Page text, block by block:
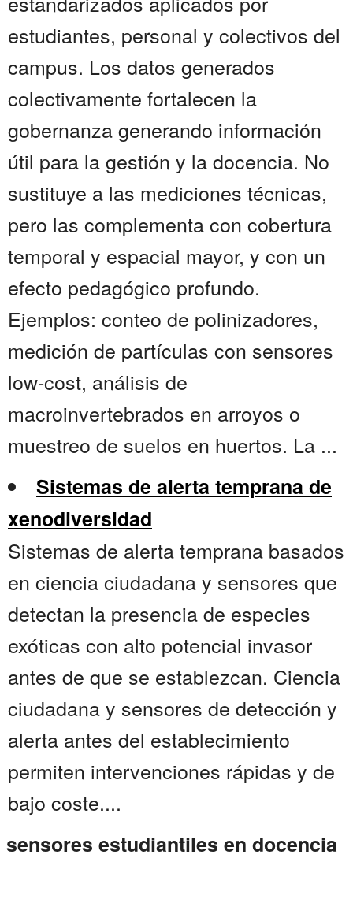
estudiantes, personal y colectivos del
campus. Los datos generados
colectivamente fortalecen la
gobernanza generando información
útil para la gestión y la docencia. No
sustituye a las mediciones técnicas,
pero las complementa con cobertura
temporal y espacial mayor, y con un
efecto pedagógico profundo.
Ejemplos: conteo de polinizadores,
medición de partículas con sensores
low-cost, análisis de
macroinvertebrados en arroyos o
muestreo de suelos en huertos. La ...
Sistemas de alerta temprana de
xenodiversidad
Sistemas de alerta temprana basados
en ciencia ciudadana y sensores que
detectan la presencia de especies
exóticas con alto potencial invasor
antes de que se establezcan. Ciencia
ciudadana y sensores de detección y
alerta antes del establecimiento
permiten intervenciones rápidas y de
bajo coste....
sensores estudiantiles en docencia